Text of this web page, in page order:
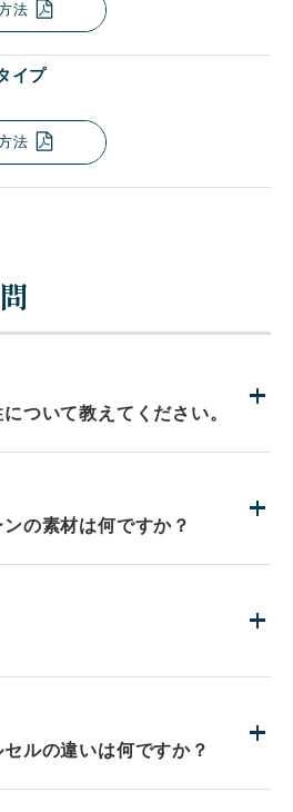
法
イプ
法
ついて教えてください。
の素材は何ですか？
ルの違いは何ですか？